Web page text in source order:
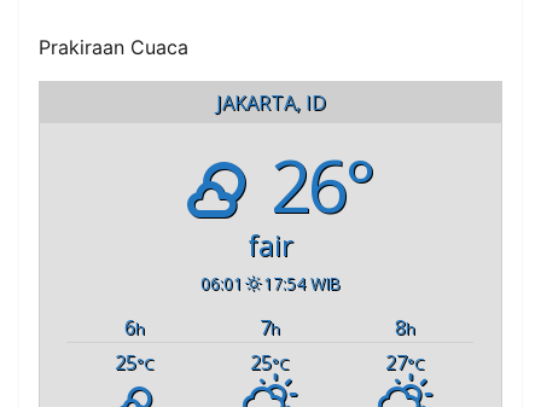
Prakiraan Cuaca
JAKARTA, ID
26°
fair
06:01 17:54 WIB
6h 7h 8h
25°C 25°C 27°C